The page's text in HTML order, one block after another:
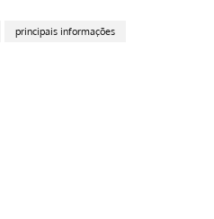
principais informações